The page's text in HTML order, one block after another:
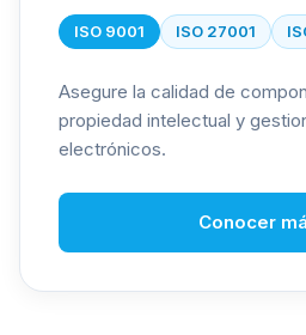
ISO 9001 ISO 27001
Asegure la calidad de
propiedad intelectual y
electrónicos.
Conocer